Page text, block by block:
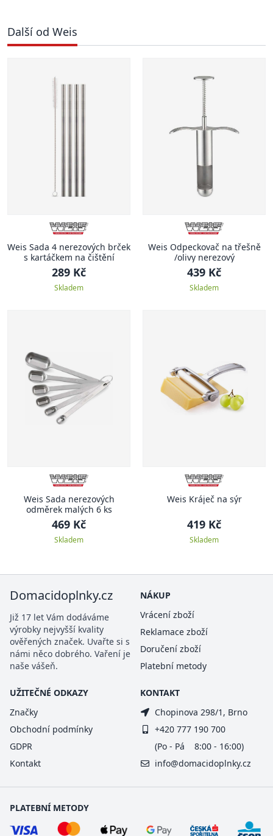
Další od Weis
Weis Sada 4 nerezových brček
s kartáčkem na čištění
289 Kč
Skladem
Weis Odpeckovač na třešně
/olivy nerezový
439 Kč
Skladem
Weis Sada nerezových
odměrek malých 6 ks
469 Kč
Skladem
Weis Kráječ na sýr
419 Kč
Skladem
Domacidoplnky.cz
Již 17 let Vám dodáváme
výrobky nejvyšší kvality
ověřených značek. Uvařte si s
námi něco dobrého. Vaření je
naše vášeň.
NÁKUP
Vrácení zboží
Reklamace zboží
Doručení zboží
Platební metody
UŽITEČNÉ ODKAZY
Značky
Obchodní podmínky
GDPR
Kontakt
KONTAKT
Chopinova 298/1, Brno
+420 777 190 700
(Po - Pá 8:00 - 16:00)
info@domacidoplnky.cz
PLATEBNÍ METODY